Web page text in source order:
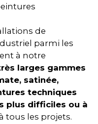
de
parmi les
à notre
larges gammes
satinée,
techniques
plus difficiles ou à
tous les projets.